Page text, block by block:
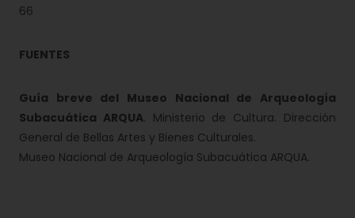
66
FUENTES
Guía breve del Museo Nacional de Arqueología
Subacuática ARQUA. Ministerio de Cultura. Dirección
General de Bellas Artes y Bienes Culturales.
Museo Nacional de Arqueología Subacuática ARQUA.